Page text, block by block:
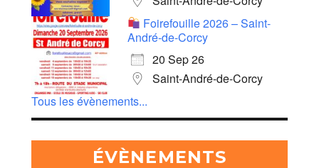
Foirefouille 2026 – Saint-
André-de-Corcy
20 Sep 26
Saint-André-de-Corcy
Tous les évènements...
ÉVÈNEMENTS